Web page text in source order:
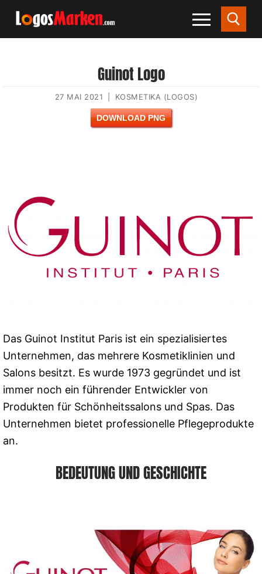
Guinot Logo
27 MAI 2021 KOSMETIKA (LOGOS)
DOWNLOAD PNG
Das Guinot Institut Paris ist ein spezialisiertes
Unternehmen, das mehrere Kosmetiklinien und
Salons besitzt. Es wurde 1973 gegründet und ist
immer noch ein führender Entwickler von
Produkten für Schönheitssalons und Spas. Das
Unternehmen bietet professionelle Pflegeprodukte
an.
BEDEUTUNG UND GESCHICHTE